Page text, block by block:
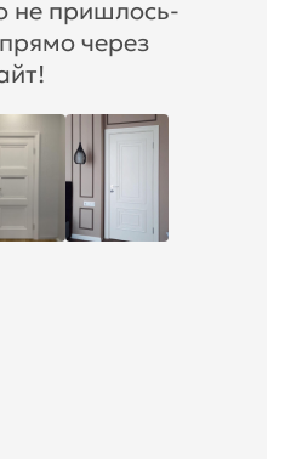
не пришлось-
через